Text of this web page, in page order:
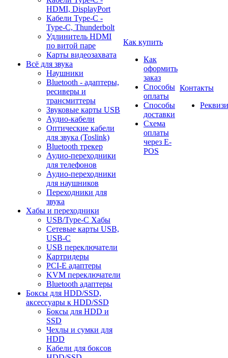
HDMI, DisplayPort
Кабели Type-C -
Type-C, Thunderbolt
Удлинитель HDMI
по витой паре
Карты видеозахвата
Всё для звука
Наушники
Bluetooth - адаптеры,
ресиверы и
трансмиттеры
Звуковые карты USB
Аудио-кабели
Оптические кабели
для звука (Toslink)
Bluetooth трекер
Аудио-переходники
для телефонов
Аудио-переходники
для наушников
Переходники для
звука
Хабы и переходники
USB/Type-C Хабы
Сетевые карты USB,
USB-C
USB переключатели
Картридеры
PCI-E адаптеры
KVM переключатели
Bluetooth адаптеры
Боксы для HDD/SSD,
аксессуары к HDD/SSD
Боксы для HDD и
SSD
Чехлы и сумки для
HDD
Кабели для боксов
Как купить
Как
оформить
заказ
Способы
оплаты
Способы
доставки
Схема
оплаты
через E-
POS
Контакты